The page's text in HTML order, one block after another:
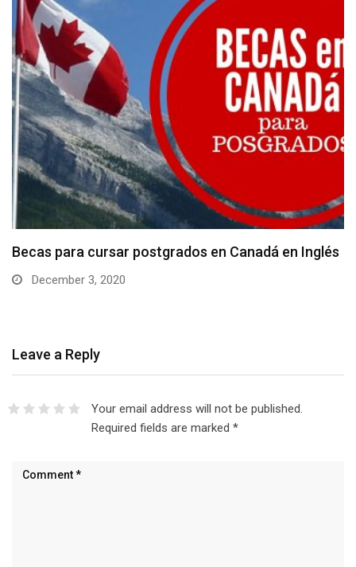
Becas para cursar postgrados en Canadá en Inglés
December 3, 2020
Leave a Reply
Your email address will not be published.
Required fields are marked *